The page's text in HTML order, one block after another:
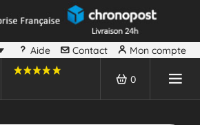
Aide Contact Mon compte
0